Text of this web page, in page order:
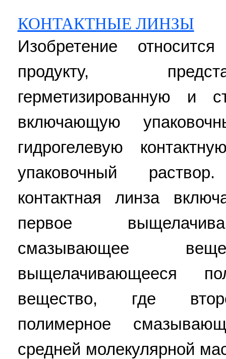
КОНТАКТНЫЕ ЛИНЗЫ
Изобретение
продукту,
герметизированную и
включающую
гидрогелевую
упаковочный
контактная линза
первое
смазывающее
выщелачивающееся
вещество, где
полимерное
средней молекулярной